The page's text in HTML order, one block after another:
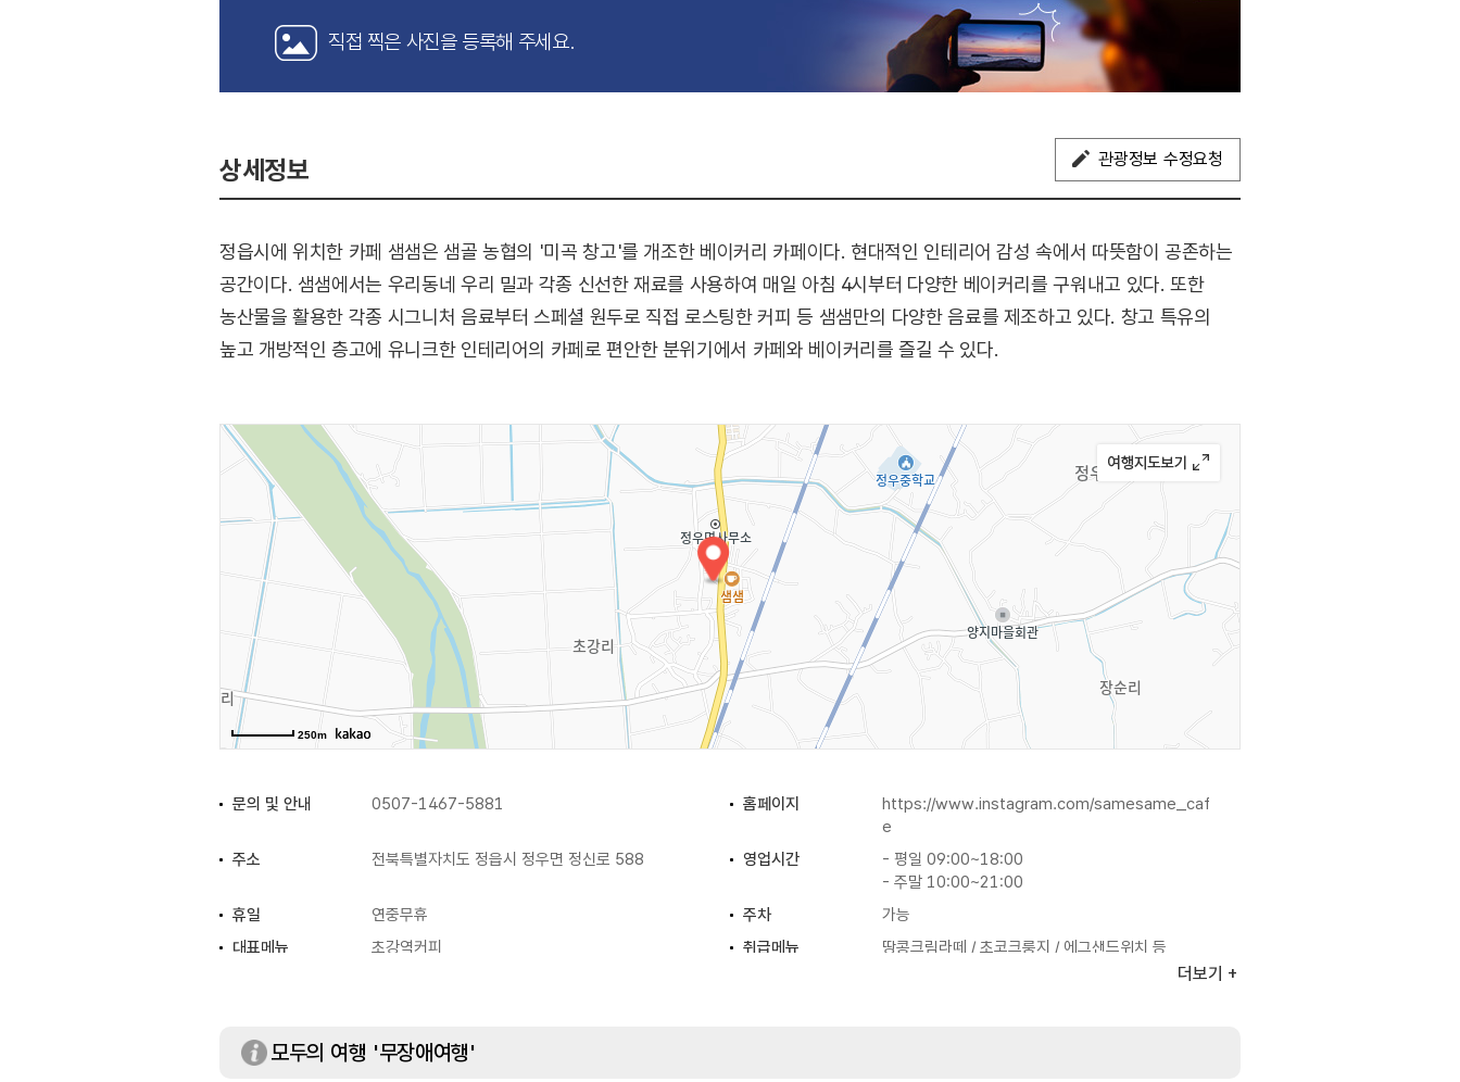
직접 찍은 사진을 등록해 주세요.
상세정보 관광정보 수정요청
정읍시에 위치한 카페 샘샘은 샘골 농협의 '미곡 창고'를 개조한 베이커리 카페이다. 현대적인 인테리어 감성 속에서 따뜻함이 공존하는
공간이다. 샘샘에서는 우리동네 우리 밀과 각종 신선한 재료를 사용하여 매일 아침 4시부터 다양한 베이커리를 구워내고 있다. 또한
농산물을 활용한 각종 시그니처 음료부터 스페셜 원두로 직접 로스팅한 커피 등 샘샘만의 다양한 음료를 제조하고 있다. 창고 특유의
높고 개방적인 층고에 유니크한 인테리어의 카페로 편안한 분위기에서 카페와 베이커리를 즐길 수 있다.
250m
문의 및 안내 0507-1467-5881 홈페이지
https://www.instagram.com/samesame_caf
e
주소
전북특별자치도 정읍시 정우면 정신로 588 영업시간
- 평일 09:00~18:00
- 주말 10:00~21:00
휴일
연중무휴 주차
가능
대표메뉴
초강역커피 취급메뉴
땅콩크림라떼 / 초코크룽지 / 에그샌드위치 등
더보기
모두의 여행 '무장애여행'